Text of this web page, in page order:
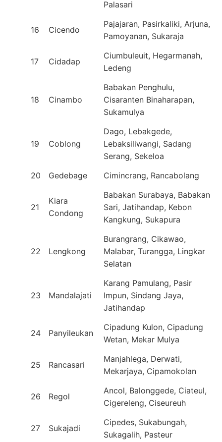
Palasari
16 Cicendo
Pajajaran, Pasirkaliki, Arjuna,
Pamoyanan, Sukaraja
17 Cidadap
Ciumbuleuit, Hegarmanah,
Ledeng
18 Cinambo
Babakan Penghulu,
Cisaranten Binaharapan,
Sukamulya
19 Coblong
Dago, Lebakgede,
Lebaksiliwangi, Sadang
Serang, Sekeloa
20
Gedebage Cimincrang, Rancabolang
21
Kiara
Condong
Babakan Surabaya, Babakan
Sari, Jatihandap, Kebon
Kangkung, Sukapura
22 Lengkong
Burangrang, Cikawao,
Malabar, Turangga, Lingkar
Selatan
23 Mandalajati
Karang Pamulang, Pasir
Impun, Sindang Jaya,
Jatihandap
24 Panyileukan
Cipadung Kulon, Cipadung
Wetan, Mekar Mulya
25 Rancasari
Manjahlega, Derwati,
Mekarjaya, Cipamokolan
26 Regol
Ancol, Balonggede, Ciateul,
Cigereleng, Ciseureuh
27 Sukajadi
Cipedes, Sukabungah,
Sukagalih, Pasteur